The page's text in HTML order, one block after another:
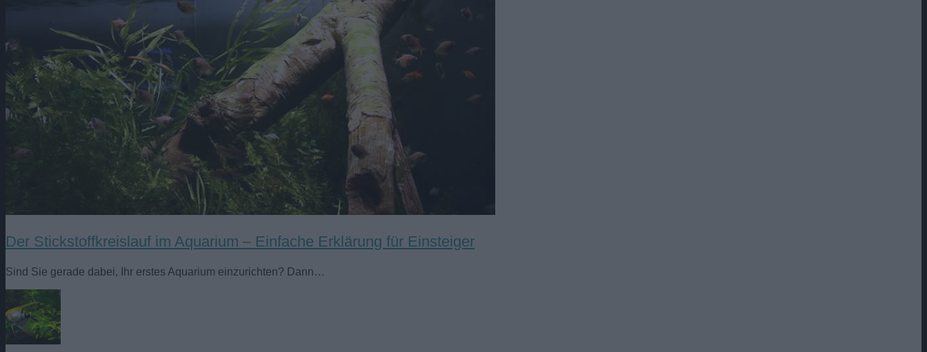
Der Stickstoffkreislauf im Aquarium – Einfache Erklärung für Einsteiger
Sind Sie gerade dabei, Ihr erstes Aquarium einzurichten? Dann…